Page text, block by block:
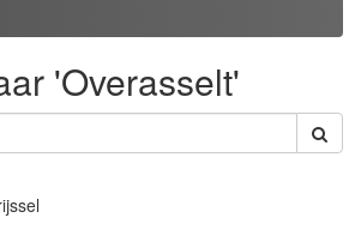
'Overasselt'